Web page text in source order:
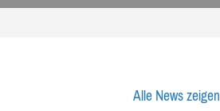
Alle News zeigen